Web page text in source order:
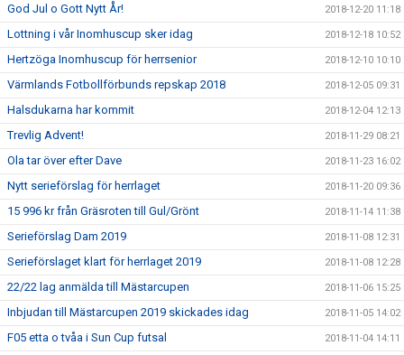
God Jul o Gott Nytt År! 2018-12-20 11:18
Lottning i vår Inomhuscup sker idag 2018-12-18 10:52
Hertzöga Inomhuscup för herrsenior 2018-12-10 10:10
Värmlands Fotbollförbunds repskap 2018 2018-12-05 09:31
Halsdukarna har kommit 2018-12-04 12:13
Trevlig Advent! 2018-11-29 08:21
Ola tar över efter Dave 2018-11-23 16:02
Nytt serieförslag för herrlaget 2018-11-20 09:36
15 996 kr från Gräsroten till Gul/Grönt 2018-11-14 11:38
Serieförslag Dam 2019 2018-11-08 12:31
Serieförslaget klart för herrlaget 2019 2018-11-08 12:28
22/22 lag anmälda till Mästarcupen 2018-11-06 15:25
Inbjudan till Mästarcupen 2019 skickades idag 2018-11-05 14:02
F05 etta o tvåa i Sun Cup futsal 2018-11-04 14:11